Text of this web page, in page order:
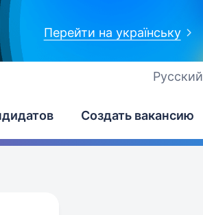
Перейти на українську
Русский
Создать вакансию